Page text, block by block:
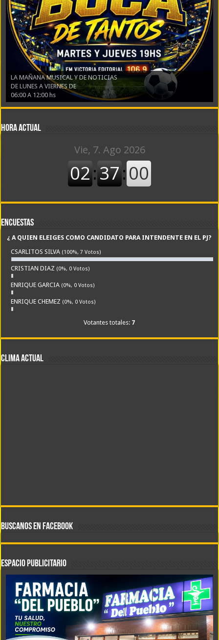
LA MAÑANA MUSICAL Y DE NOTICIAS
DE LUNES A VIERNES DE
06:00 A 12:00 hs
Hora actual
Encuestas
¿ A QUIEN ELEIGES COMO CANDIDATO PARA INTENDENTE EN EL PJ?
CSARLITOS SILVA (100%, 7 Votos)
CRISTIAN DIAZ (0%, 0 Votos)
ENRIQUE GARCIA (0%, 0 Votos)
ENRIQUE CHEMEZ (0%, 0 Votos)
Votantes totales: 7
CLIMA ACTUAL
BUSCANOS EN FACEBOOK
ESPACIO PUBLICITARIO